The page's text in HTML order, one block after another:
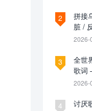
2
拼接
脏 /
过夏
2026-
3
全世
歌词
2026-
4 讨厌